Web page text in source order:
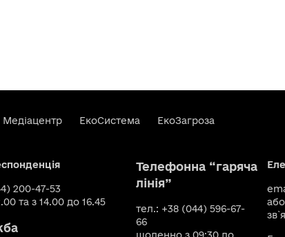
Медіацентр ЕкоСистема ЕкоЗагроза
200-47-53
та з 14.00 до 16.45
Телефонна “гаряча
лінія”
тел.: +38 (044) 596-67-
66
або